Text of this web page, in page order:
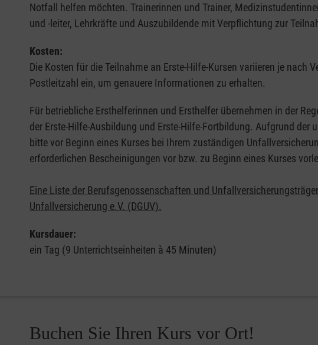
Notfall helfen möchten. Trainerinnen und Trainer,
und -leiter, Lehrkräfte und Auszubildende mit Verpflichtung zur
Kosten:
Die Kosten für die Teilnahme an Erste-Hilfe-Kursen variieren je nach
Postleitzahl ein, um genauere Informationen zu erhalten.
Für betriebliche Ersthelferinnen und Ersthelfer übernehmen in der
der Erste-Hilfe-Ausbildung und Erste-Hilfe-Fortbildung. Aufgrund
bitte vor Beginn eines Kurses bei Ihrem zuständigen
erforderlichen Bescheinigungen vor bzw. zu Beginn eines Kurses
Eine Liste der Berufsgenossenschaften und
Unfallversicherung e.V. (DGUV).
Kursdauer:
ein Tag (9 Unterrichtseinheiten à 45 Minuten)
Buchen Sie Ihren Kurs vor Ort!